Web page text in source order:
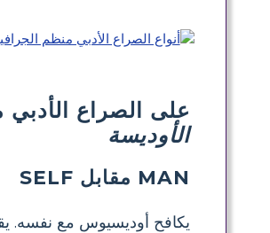
على الصراع
الأوديسة
MAN مقابل SELF
يكافح أوديسيوس مع نفسه.